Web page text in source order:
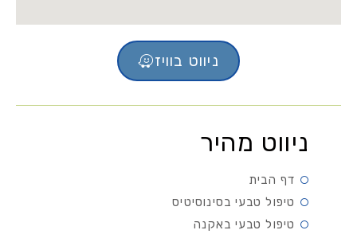
ניווט בוויז
ניווט מהיר
דף הבית
טיפול טבעי בסינוסיטיס
טיפול טבעי באקנה